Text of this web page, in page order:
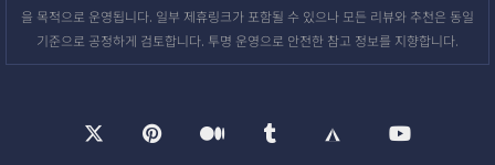
을 목적으로 운영됩니다. 일부 제휴링크가 포함될 수 있으나 모든 리뷰와 추천은 동일
기준으로 공정하게 검토합니다. 투명 운영으로 안전한 참고 정보를 지향합니다.